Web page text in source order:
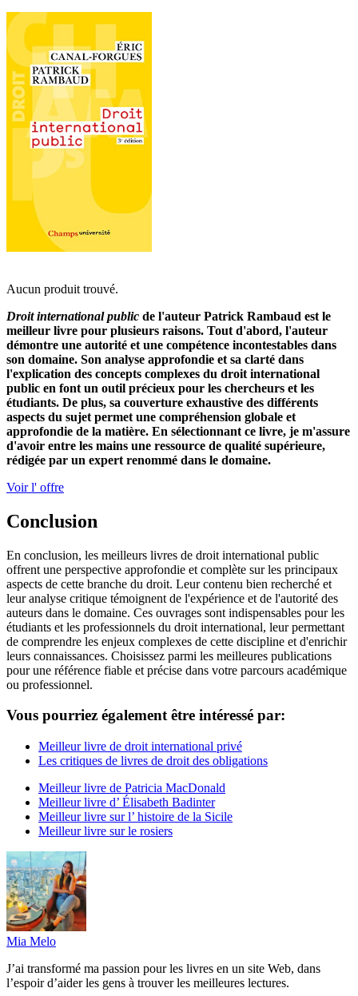
Aucun produit trouvé.
Droit international public de l'auteur Patrick Rambaud est le
meilleur livre pour plusieurs raisons. Tout d'abord, l'auteur
démontre une autorité et une compétence incontestables dans
son domaine. Son analyse approfondie et sa clarté dans
l'explication des concepts complexes du droit international
public en font un outil précieux pour les chercheurs et les
étudiants. De plus, sa couverture exhaustive des différents
aspects du sujet permet une compréhension globale et
approfondie de la matière. En sélectionnant ce livre, je m'assure
d'avoir entre les mains une ressource de qualité supérieure,
rédigée par un expert renommé dans le domaine.
Voir l' offre
Conclusion
En conclusion, les meilleurs livres de droit international public
offrent une perspective approfondie et complète sur les principaux
aspects de cette branche du droit. Leur contenu bien recherché et
leur analyse critique témoignent de l'expérience et de l'autorité des
auteurs dans le domaine. Ces ouvrages sont indispensables pour les
étudiants et les professionnels du droit international, leur permettant
de comprendre les enjeux complexes de cette discipline et d'enrichir
leurs connaissances. Choisissez parmi les meilleures publications
pour une référence fiable et précise dans votre parcours académique
ou professionnel.
Vous pourriez également être intéressé par:
Meilleur livre de droit international privé
Les critiques de livres de droit des obligations
Meilleur livre de Patricia MacDonald
Meilleur livre d’ Élisabeth Badinter
Meilleur livre sur l’ histoire de la Sicile
Meilleur livre sur le rosiers
Mia Melo
J’ai transformé ma passion pour les livres en un site Web, dans
l’espoir d’aider les gens à trouver les meilleures lectures.